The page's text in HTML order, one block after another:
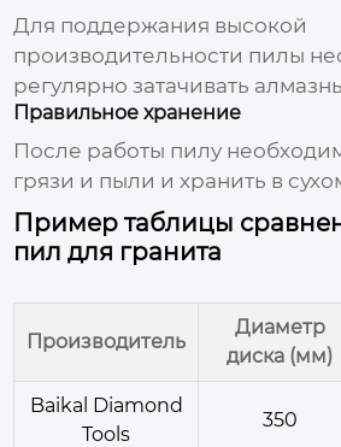
Для поддержания высокой
производительности пилы
регулярно затачивать
Правильное хранение
После работы пилу
грязи и пыли и хранить в
Пример таблицы
пил для гранита
Производитель
Диаметр
диска (мм)
Baikal Diamond
Tools
350